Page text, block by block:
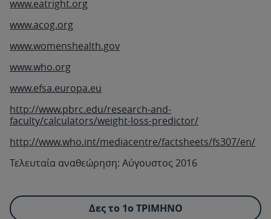
www.eatright.org
www.acog.org
www.womenshealth.gov
www.who.org
www.efsa.europa.eu
http://www.pbrc.edu/research-and-
faculty/calculators/weight-loss-predictor/
http://www.who.int/mediacentre/factsheets/fs307/en/
Τελευταία αναθεώρηση: Αύγουστος 2016
Δες το 1ο ΤΡΙΜΗΝΟ